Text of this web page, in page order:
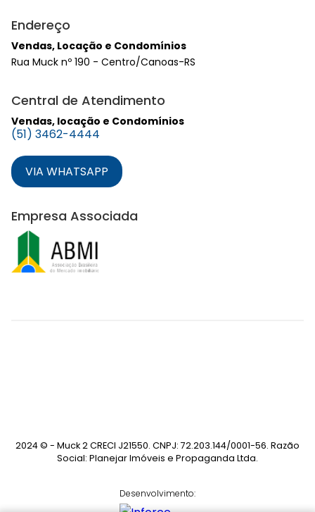
Endereço
Vendas, Locação e Condomínios
Rua Muck nº 190 - Centro/Canoas-RS
Central de Atendimento
Vendas, locação e Condomínios
(51) 3462-4444
VIA WHATSAPP
Empresa Associada
2024 © - Muck 2 CRECI J21550. CNPJ: 72.203.144/0001-56. Razão
Social: Planejar Imóveis e Propaganda Ltda.
Desenvolvimento: